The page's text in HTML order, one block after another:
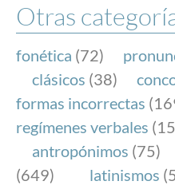
FundéuRAE es una
y la Real Academia
el buen uso del
Internet.
Otras
fonética (72)
clásicos (38)
formas incorrectas
regímenes verbales
antropónimos (75)
(649)
latinismos